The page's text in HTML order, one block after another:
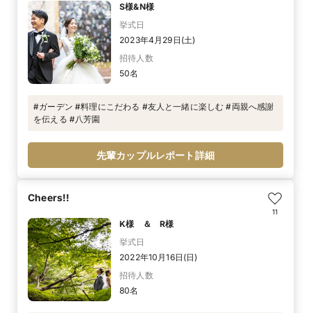
S様&N様
挙式日
2023年4月29日(土)
招待人数
50名
#ガーデン #料理にこだわる #友人と一緒に楽しむ #両親へ感謝
を伝える #八芳園
先輩カップルレポート詳細
Cheers!!
11
K様 ＆ R様
挙式日
2022年10月16日(日)
招待人数
80名